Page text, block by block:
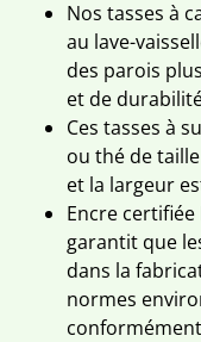
Nos tasses à
au lave-
des parois
et de
Ces tasses à
ou thé de
et la largeur
Encre certifiée
garantit que
dans la
normes